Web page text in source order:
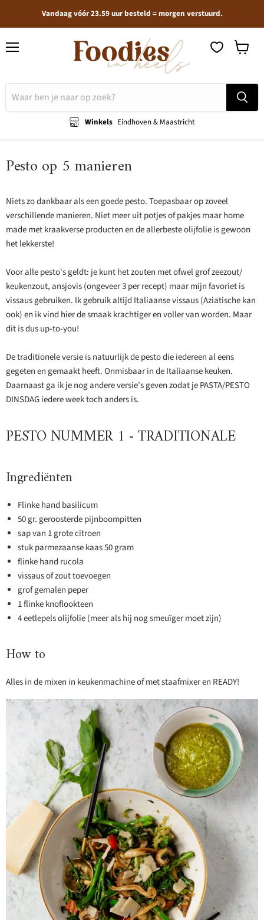
Vandaag vóór 23.59 uur besteld = morgen verstuurd.
Winkels Eindhoven & Maastricht
Pesto op 5 manieren
Niets zo dankbaar als een goede pesto. Toepasbaar op zoveel
verschillende manieren. Niet meer uit potjes of pakjes maar home
made met kraakverse producten en de allerbeste olijfolie is gewoon
het lekkerste!
Voor alle pesto's geldt: je kunt het zouten met ofwel grof zeezout/
keukenzout, ansjovis (ongeveer 3 per recept) maar mijn favoriet is
vissaus gebruiken. Ik gebruik altijd Italiaanse vissaus (Aziatische kan
ook) en ik vind hier de smaak krachtiger en voller van worden. Maar
dit is dus up-to-you!
De traditionele versie is natuurlijk de pesto die iedereen al eens
gegeten en gemaakt heeft. Onmisbaar in de Italiaanse keuken.
Daarnaast ga ik je nog andere versie's geven zodat je PASTA/PESTO
DINSDAG iedere week toch anders is.
PESTO NUMMER 1 - TRADITIONALE
Ingrediënten
Flinke hand basilicum
50 gr. geroosterde pijnboompitten
sap van 1 grote citroen
stuk parmezaanse kaas 50 gram
flinke hand rucola
vissaus of zout toevoegen
grof gemalen peper
1 flinke knoflookteen
4 eetlepels olijfolie (meer als hij nog smeuïger moet zijn)
How to
Alles in de mixen in keukenmachine of met staafmixer en READY!